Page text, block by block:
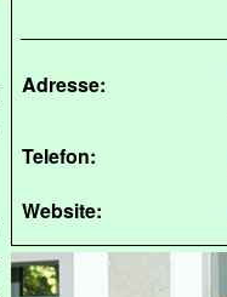
Adresse:
Telefon:
Website: